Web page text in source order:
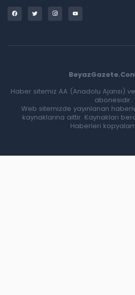
Haber sitemiz AA (Anadolu Ajansı)
abonesidir.
Web sitemizde yayınlanan
kaynaklarına aittir. Kaynakları
Haberleri